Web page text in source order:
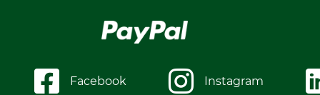
Facebook Instagram